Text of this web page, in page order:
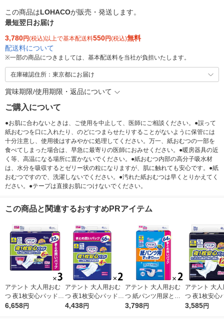
この商品はLOHACOが販売・発送します。
最短翌日お届け
3,780円(税込)以上で基本配送料550円(税込)無料
配送料について
※一部の商品につきましては、基本配送料を当社が負担いたします。
在庫確認住所：東京都にお届け
賞味期限/使用期限・返品について
ご購入について
●お肌に合わないときは、ご使用を中止して、医師にご相談ください。●誤って
紙おむつを口に入れたり、のどにつまらせたりすることがないように保管には
十分注意し、使用後はすみやかに処理してください。万一、紙おむつの一部を
食べてしまった場合は、早急に最寄りの医師におみせください。●暖房器具の近
く等、高温になる場所に置かないでください。●紙おむつ内部の高分子吸水材
は、水分を吸収するとゼリー状の粒になりますが、肌に触れても安心です。●紙
おむつですので、洗濯しないでください。●汚れた紙おむつは早くとりかえてく
ださい。●テープは直接お肌につけないでください。
この商品と関連するおすすめPRアイテム
アテント 大人用おむ
つ 夜1枚安心パッドテ
ープ用パッド 大容量
6,658円
アテント 大人用おむ
つ 夜1枚安心パッドテ
ープ用パッド 大容量
4,438円
アテント 大人用おむ
つ 紙パンツ用尿とり
パッド すっきりパッ
3,798円
アテント 大
つ 夜1枚安心
ープ用パッド 12回 28
3,585円